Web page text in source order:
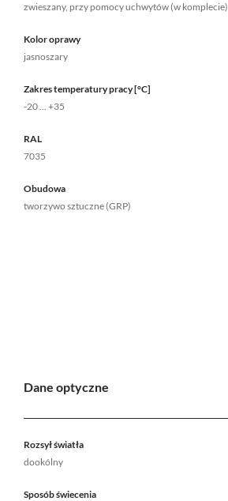
zwieszany, przy pomocy uchwytów (w komplecie)
Kolor oprawy
jasnoszary
Zakres temperatury pracy [°C]
-20 ... +35
RAL
7035
Obudowa
tworzywo sztuczne (GRP)
Dane optyczne
Rozsył światła
dookólny
Sposób świecenia